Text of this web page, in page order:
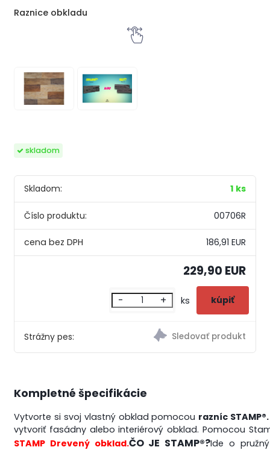
Raznice obkladu
skladom
Skladom: 1 ks
Číslo produktu: 00706R
186,91 EUR
229,90 EUR
Strážny pes:
- + ks
Kompletné špecifikácie
Vytvorte si svoj vlastný obklad pomocou razníc
vytvoriť fasádny alebo interiérový obklad. Pomocou
STAMP Drevený obklad.ČO JE STAMP®?Ide o